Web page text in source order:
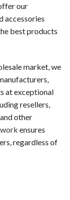
our
accessories
best products
market, we
at exceptional
resellers,
other
ensures
regardless of
です。チャー
オファーです
ペシャルボー